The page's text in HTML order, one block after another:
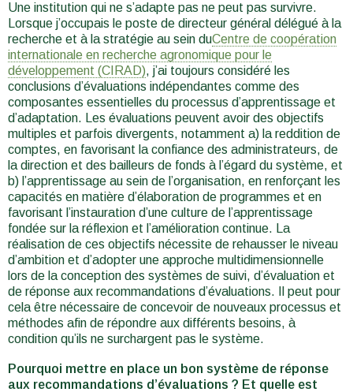
Une institution qui ne s’adapte pas ne peut pas survivre.
Lorsque j’occupais le poste de directeur général délégué à la
recherche et à la stratégie au sein duCentre de coopération
internationale en recherche agronomique pour le
développement (CIRAD), j’ai toujours considéré les
conclusions d’évaluations indépendantes comme des
composantes essentielles du processus d’apprentissage et
d’adaptation. Les évaluations peuvent avoir des objectifs
multiples et parfois divergents, notamment a) la reddition de
comptes, en favorisant la confiance des administrateurs, de
la direction et des bailleurs de fonds à l’égard du système, et
b) l’apprentissage au sein de l’organisation, en renforçant les
capacités en matière d’élaboration de programmes et en
favorisant l’instauration d’une culture de l’apprentissage
fondée sur la réflexion et l’amélioration continue. La
réalisation de ces objectifs nécessite de rehausser le niveau
d’ambition et d’adopter une approche multidimensionnelle
lors de la conception des systèmes de suivi, d’évaluation et
de réponse aux recommandations d’évaluations. Il peut pour
cela être nécessaire de concevoir de nouveaux processus et
méthodes afin de répondre aux différents besoins, à
condition qu’ils ne surchargent pas le système.
Pourquoi mettre en place un bon système de réponse
aux recommandations d’évaluations ? Et quelle est